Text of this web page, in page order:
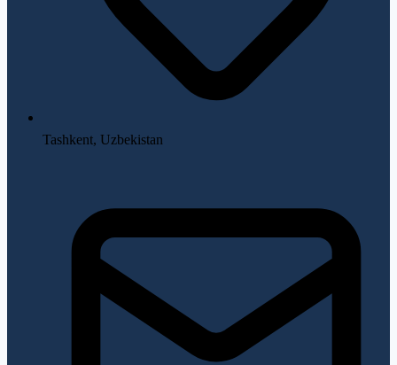
Tashkent, Uzbekistan